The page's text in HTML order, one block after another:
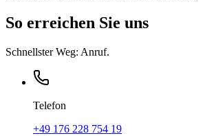
So erreichen Sie uns
Schnellster Weg: Anruf.
Telefon
+49 176 228 754 19